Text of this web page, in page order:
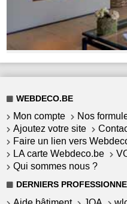
WEBDECO.BE
Mon compte
Nos
Ajoutez votre site
Faire un lien vers
LA carte Webdeco.be
Qui sommes nous ?
DERNIERS